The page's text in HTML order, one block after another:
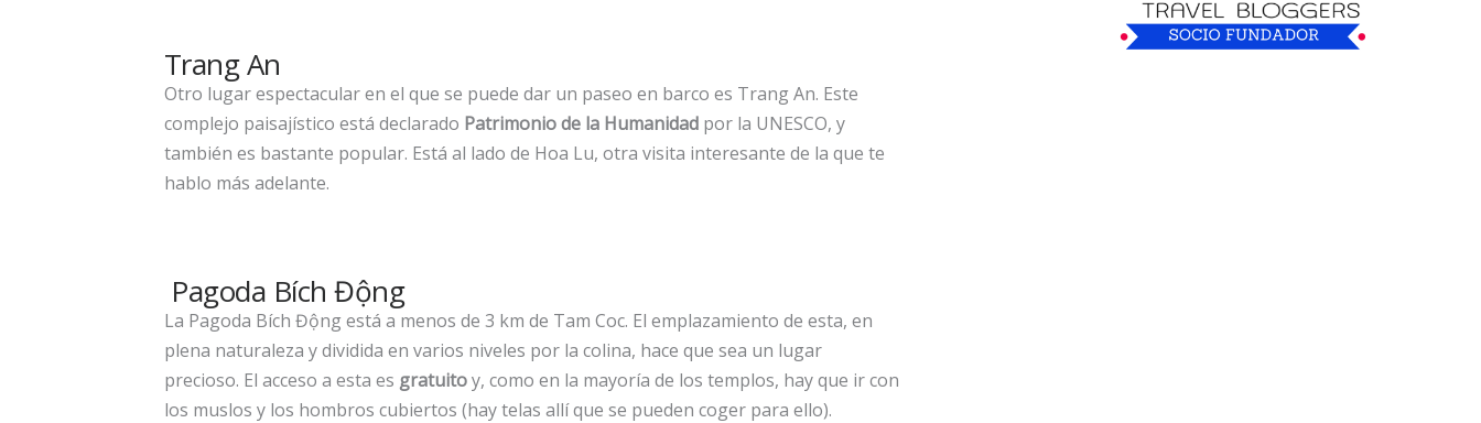
Trang An
Otro lugar espectacular en el que se puede dar un paseo en barco es Trang An. Este
complejo paisajístico está declarado Patrimonio de la Humanidadpor la UNESCO, y
también es bastante popular. Está al lado de Hoa Lu, otra visita interesante de la que te
hablo más adelante.
Pagoda Bích Động
La Pagoda Bích Động está a menos de 3 km de Tam Coc. El emplazamiento de esta, en
plena naturaleza y dividida en varios niveles por la colina, hace que sea un lugar
precioso. El acceso a esta es gratuitoy, como en la mayoría de los templos, hay que ir con
los muslos y los hombros cubiertos (hay telas allí que se pueden coger para ello).